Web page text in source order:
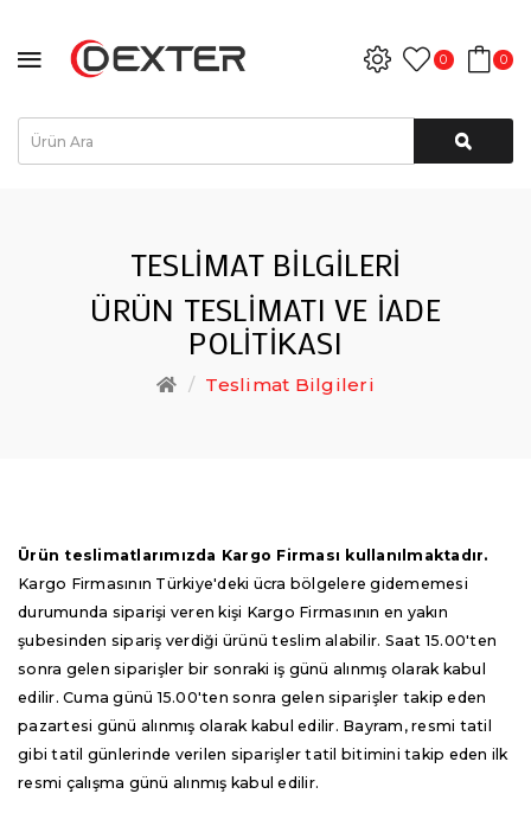
0 0
TESLIMAT BILGILERI
ÜRÜN TESLIMATI VE İADE
POLITIKASI
Teslimat Bilgileri
Ürün teslimatlarımızda Kargo Firması kullanılmaktadır.
Kargo Firmasının Türkiye'deki ücra bölgelere gidememesi
durumunda siparişi veren kişi Kargo Firmasının en yakın
şubesinden sipariş verdiği ürünü teslim alabilir. Saat 15.00'ten
sonra gelen siparişler bir sonraki iş günü alınmış olarak kabul
edilir. Cuma günü 15.00'ten sonra gelen siparişler takip eden
pazartesi günü alınmış olarak kabul edilir. Bayram, resmi tatil
gibi tatil günlerinde verilen siparişler tatil bitimini takip eden ilk
resmi çalışma günü alınmış kabul edilir.